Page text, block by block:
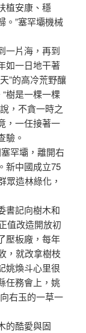
植安康、穩
。”塞罕壩機械
一片海，再到
如一日地干著
”的高冷荒野釀
樹是一棵一棵
，不貪一時之
，一任接著一
驗。
罕壩，離開右
新中國成立75
眾造林綠化，
記向樹木和
值改造開放初
壓板廠，每年
，就改拿樹枝
姚煥斗心里很
任務會上，姚
右玉的一草一
酷愛與固